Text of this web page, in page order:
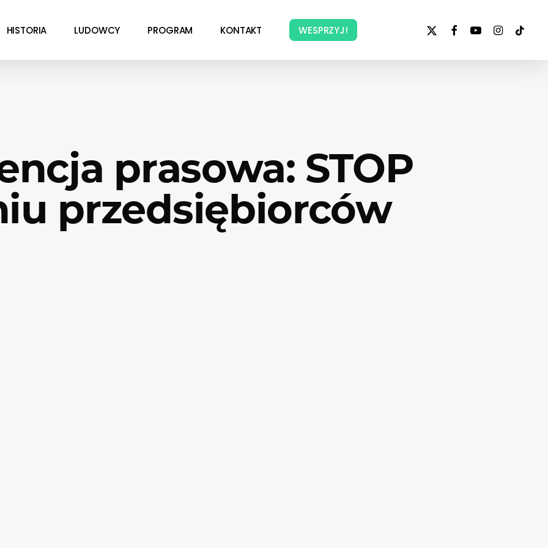
HISTORIA LUDOWCY PROGRAM KONTAKT WESPRZYJ!
x-
facebookyoutubeinstagram
tiktok
prasowa: STOP
przedsiębiorców